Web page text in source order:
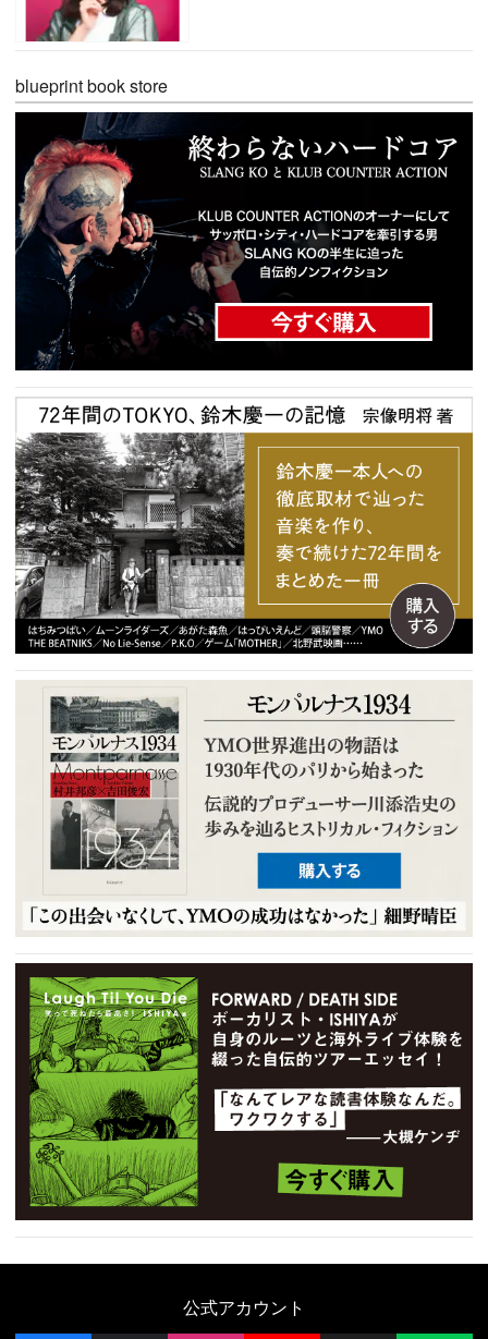
blueprint book store
公式アカウント